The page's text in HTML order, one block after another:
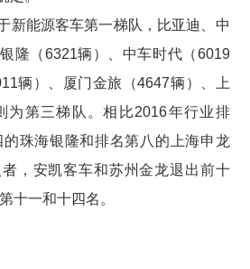
新能源客车第一梯队，比亚迪、中
隆（6321辆）、中车时代（6019
辆）、厦门金旅（4647辆）、上
为第三梯队。相比2016年行业排
珠海银隆和排名第八的上海申龙
，安凯客车和苏州金龙退出前十
十一和十四名。